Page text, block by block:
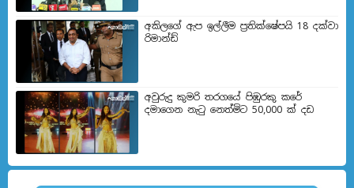
අකිලගේ ඇප ඉල්ලීම ප්‍රතික්ෂේපයි 18 දක්වා
රිමාන්ඩ්
අවුරුදු කුමරි තරගයේ පිඹුරකු කරේ
දමාගෙන නැටු නෙත්මිට 50,000 ක් දඩ